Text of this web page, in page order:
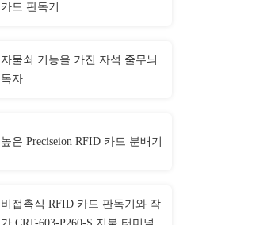
카드 판독기
자물쇠 기능을 가진 자석 줄무늬
독자
높은 Preciseion RFID 카드 분배기
비접촉식 RFID 카드 판독기와 작